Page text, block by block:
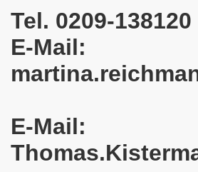
Tel. 0209-138120
E-Mail:
E-Mail:
Bewegung Gelsenkirchen am
Bewegung am 11.11.2024:
solidarisiert sich am
Eisenach: Zeichen gegen
Montagsdemonstration am